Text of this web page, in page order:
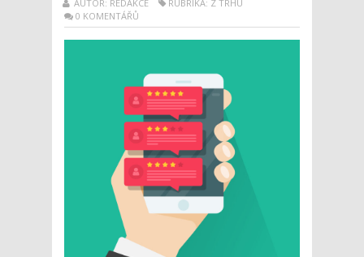
AUTOR: REDAKCE
RUBRIKA: Z TRHU
0 KOMENTÁŘŮ